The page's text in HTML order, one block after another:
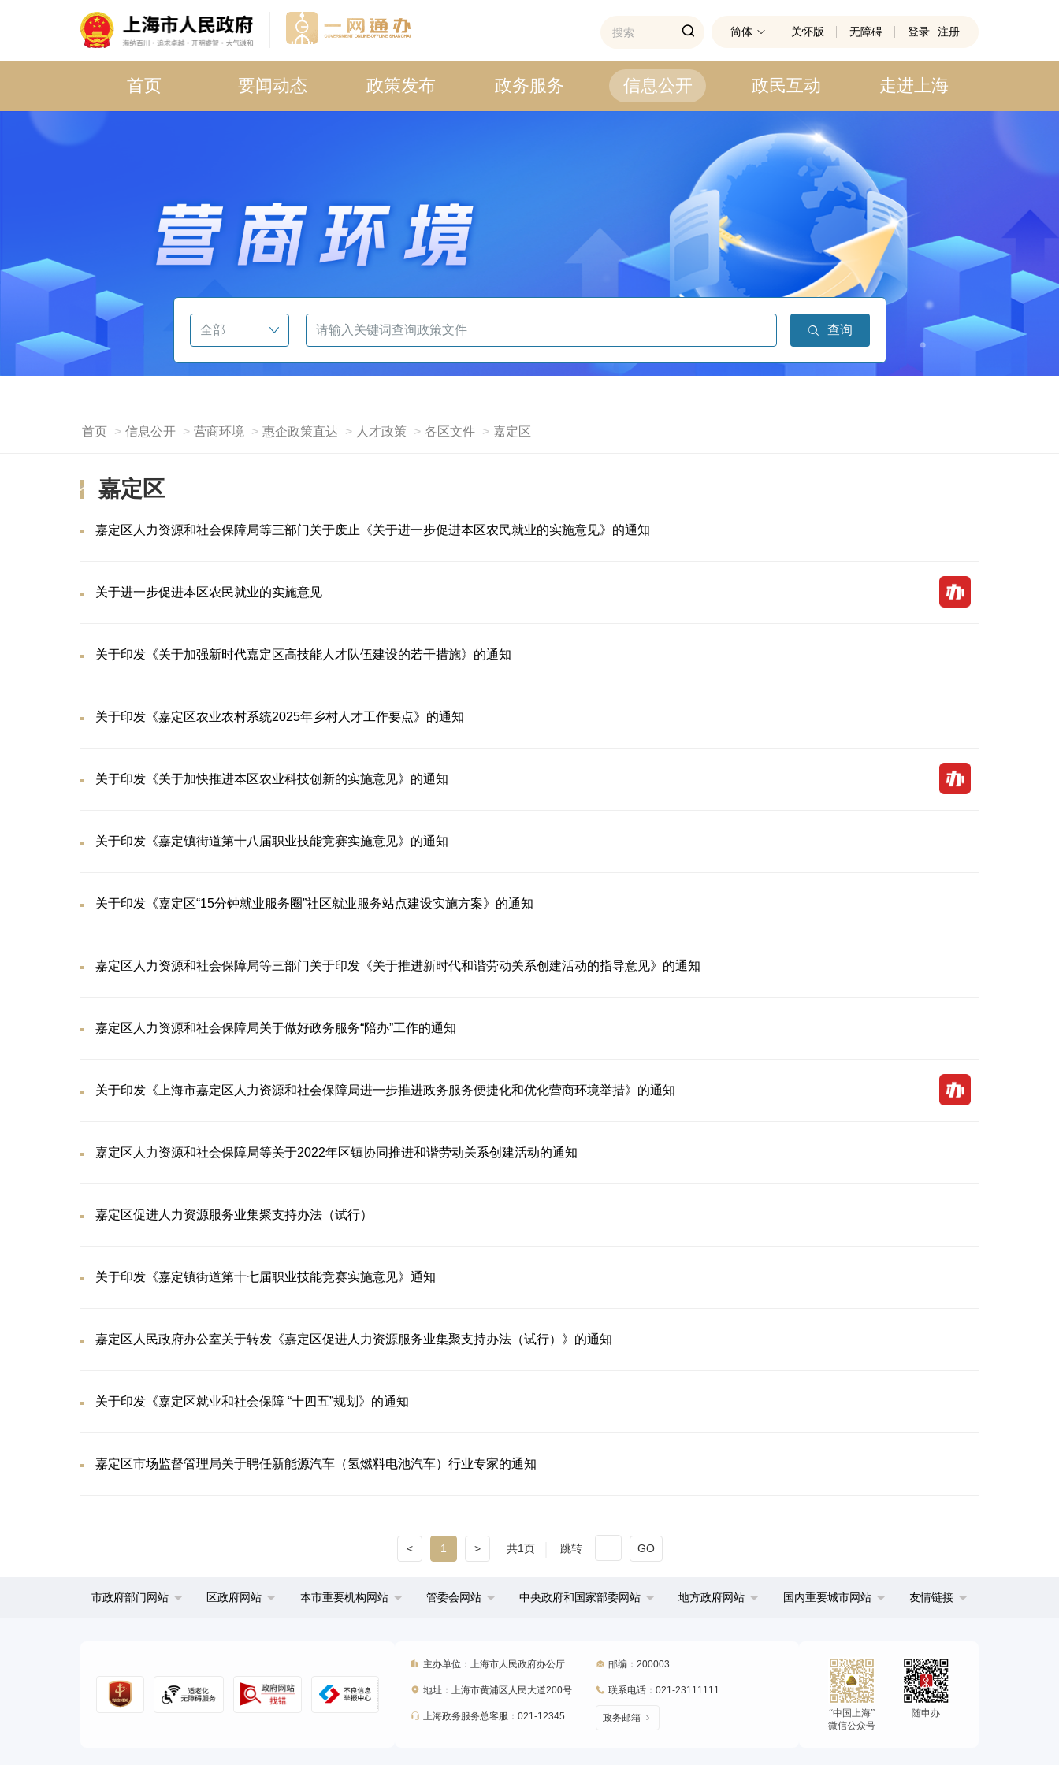
简体 关怀版 无障碍 登录 注册
首页 要闻动态 政策发布 政务服务 信息公开 政民互动 走进上海
查询
首页 信息公开 营商环境 惠企政策直达 人才政策 各区文件 嘉定区
嘉定区
嘉定区人力资源和社会保障局等三部门关于废止《关于进一步促进本区农民就业的实施意见》的通知
关于进一步促进本区农民就业的实施意见
关于印发《关于加强新时代嘉定区高技能人才队伍建设的若干措施》的通知
关于印发《嘉定区农业农村系统2025年乡村人才工作要点》的通知
关于印发《关于加快推进本区农业科技创新的实施意见》的通知
关于印发《嘉定镇街道第十八届职业技能竞赛实施意见》的通知
关于印发《嘉定区“15分钟就业服务圈”社区就业服务站点建设实施方案》的通知
嘉定区人力资源和社会保障局等三部门关于印发《关于推进新时代和谐劳动关系创建活动的指导意见》的通知
嘉定区人力资源和社会保障局关于做好政务服务“陪办”工作的通知
关于印发《上海市嘉定区人力资源和社会保障局进一步推进政务服务便捷化和优化营商环境举措》的通知
嘉定区人力资源和社会保障局等关于2022年区镇协同推进和谐劳动关系创建活动的通知
嘉定区促进人力资源服务业集聚支持办法（试行）
关于印发《嘉定镇街道第十七届职业技能竞赛实施意见》通知
嘉定区人民政府办公室关于转发《嘉定区促进人力资源服务业集聚支持办法（试行）》的通知
关于印发《嘉定区就业和社会保障 “十四五”规划》的通知
嘉定区市场监督管理局关于聘任新能源汽车（氢燃料电池汽车）行业专家的通知
< 1 > 共1页 跳转 GO
市政府部门网站 区政府网站 本市重要机构网站 管委会网站 中央政府和国家部委网站 地方政府网站 国内重要城市网站 友情链接
主办单位：上海市人民政府办公厅
地址：上海市黄浦区人民大道200号
上海政务服务总客服：021-12345
邮编：200003
联系电话：021-23111111
政务邮箱
“中国上海”
微信公众号
随申办